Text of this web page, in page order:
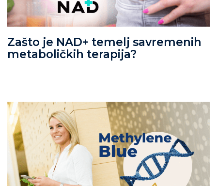
Zašto je NAD+ temelj savremenih
metaboličkih terapija?